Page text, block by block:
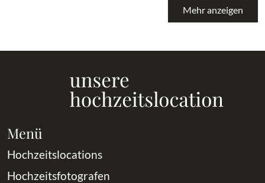
Mehr anzeigen
Menü
Hochzeitslocations
Hochzeitsfotografen